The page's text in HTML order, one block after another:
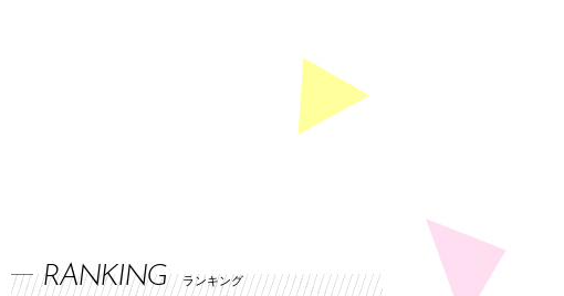
RANKING ランキング